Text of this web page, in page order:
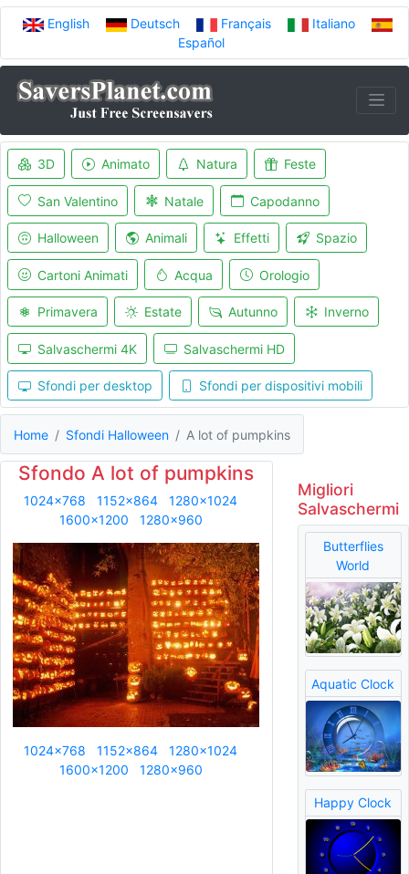
English Deutsch Français
Italiano
Español
3D Animato Natura Feste
San Valentino Natale Capodanno
Halloween Animali Effetti Spazio
Cartoni Animati Acqua Orologio
Primavera Estate Autunno Inverno
Salvaschermi 4K Salvaschermi HD
Sfondi per desktop Sfondi per dispositivi mobili
Home Sfondi Halloween A lot of pumpkins
Sfondo A lot of pumpkins
1024x768 1152x864
1280x1024
1600x1200
1280x960
1024x768 1152x864
1280x1024
1600x1200
1280x960
Migliori
Salvaschermi
Butterflies
World
Aquatic Clock
Happy Clock